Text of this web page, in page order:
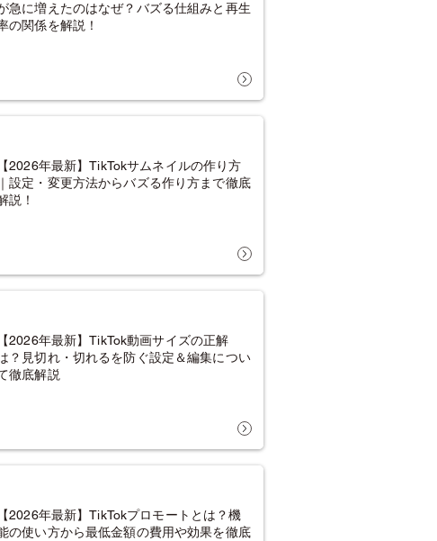
急に増えたのはなぜ？バズる仕組みと再生
の関係を解説！
【2026年最新】TikTokサムネイルの作り方
｜設定・変更方法からバズる作り方まで徹底
説！
【2026年最新】TikTok動画サイズの正解
？見切れ・切れるを防ぐ設定＆編集につい
徹底解説
【2026年最新】TikTokプロモートとは？機
の使い方から最低金額の費用や効果を徹底